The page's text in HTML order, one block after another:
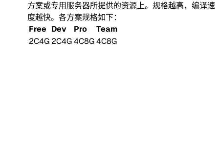
方案或专用服务器所提供的资源上。规格越高，编译速
度越快。各方案规格如下：
Free Dev Pro
Team
2C4G 2C4G4C8G4C8G